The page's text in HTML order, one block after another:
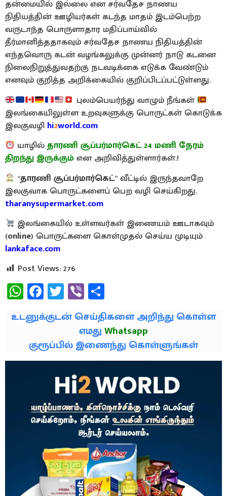
தன்மையில் இல்லை என சர்வதேச நாணய
நிதியத்தின் ஊழியர்கள் கடந்த மாதம் இடம்பெற்ற
வருடாந்த பொருளாதார மதிப்பாய்வில்
தீர்மானித்ததாகவும் சர்வதேச நாணய நிதியத்தின்
எந்தவொரு கடன் வழங்கலுக்கு முன்னர் நாடு கடனை
நிலைநிறுத்துவதற்கு நடவடிக்கை எடுக்க வேண்டும்
எனவும் குறித்த அறிக்கையில் குறிப்பிடப்பட்டுள்ளது.
புலம்பெயர்ந்து வாழும் நீங்கள்
இலங்கையிலுள்ள உறவுகளுக்கு பொருட்கள் கொடுக்க
இலகுவழி hi2world.com
யாழில்தாரணி சூப்பர்மார்கெட் 24 மணி நேரம்
திறந்து இருக்கும்என அறிவித்துள்ளார்கள்.!
“தாரணி சூப்பர்மார்கெட்” வீட்டில் இருந்தவாறே
இலகுவாக பொருட்களைப் பெற வழி செய்கிறது.
tharanysupermarket.com
இலங்கையில் உள்ளவர்கள் இணையம் ஊடாகவும்
(online) பொருட்களை கொள்முதல் செய்ய முடியும்
lankaface.com
Post Views:276
WhatsApp
Facebook
Twitter
Viber
உடனுக்குடன் செய்திகளை அறிந்து கொள்ள
எமதுWhatsapp
குரூப்பில் இணைந்து கொள்ளுங்கள்